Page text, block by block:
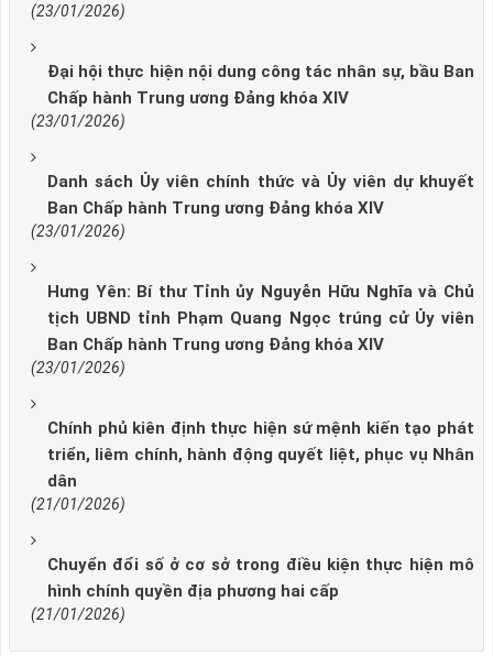
(23/01/2026)
Đại hội thực hiện nội dung công tác nhân sự, bầu Ban
Chấp hành Trung ương Đảng khóa XIV
(23/01/2026)
Danh sách Ủy viên chính thức và Ủy viên dự khuyết
Ban Chấp hành Trung ương Đảng khóa XIV
(23/01/2026)
Hưng Yên: Bí thư Tỉnh ủy Nguyễn Hữu Nghĩa và Chủ
tịch UBND tỉnh Phạm Quang Ngọc trúng cử Ủy viên
Ban Chấp hành Trung ương Đảng khóa XIV
(23/01/2026)
Chính phủ kiên định thực hiện sứ mệnh kiến tạo phát
triển, liêm chính, hành động quyết liệt, phục vụ Nhân
dân
(21/01/2026)
Chuyển đổi số ở cơ sở trong điều kiện thực hiện mô
hình chính quyền địa phương hai cấp
(21/01/2026)